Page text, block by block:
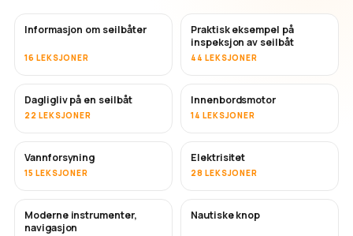
Informasjon om seilbåter
16 LEKSJONER
Praktisk eksempel på
inspeksjon av seilbåt
44 LEKSJONER
Dagligliv på en seilbåt
22 LEKSJONER
Innenbordsmotor
14 LEKSJONER
Vannforsyning
15 LEKSJONER
Elektrisitet
28 LEKSJONER
Moderne instrumenter,
navigasjon
Nautiske knop